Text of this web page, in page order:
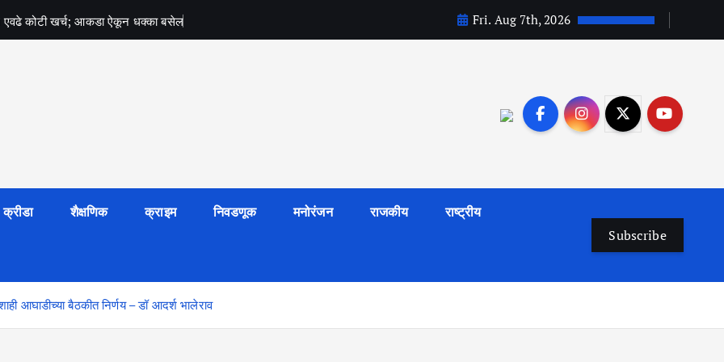
एवढे कोटी खर्च; आकडा ऐकून धक्का बसेल Fri. Aug 7th, 2026
क्रीडा शैक्षणिक क्राइम निवडणूक मनोरंजन राजकीय राष्ट्रीय
Subscribe
आघाडीच्या बैठकीत निर्णय – डॉ आदर्श भालेराव